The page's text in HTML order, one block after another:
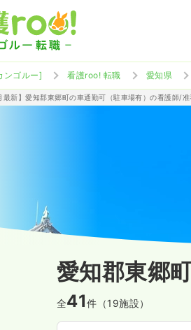
ンゴルー] 看護roo! 転職 愛知県
最新】愛知郡東郷町の車通勤可（駐車場有）の看護師/
愛知郡東郷
全41件（19施設）